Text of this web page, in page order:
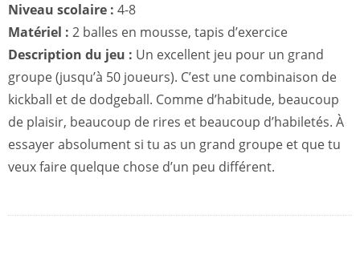
Niveau scolaire : 4-8
Matériel : 2 balles en mousse, tapis d’exercice
Description du jeu : Un excellent jeu pour un grand
groupe (jusqu’à 50 joueurs). C’est une combinaison de
kickball et de dodgeball. Comme d’habitude, beaucoup
de plaisir, beaucoup de rires et beaucoup d’habiletés. À
essayer absolument si tu as un grand groupe et que tu
veux faire quelque chose d’un peu différent.